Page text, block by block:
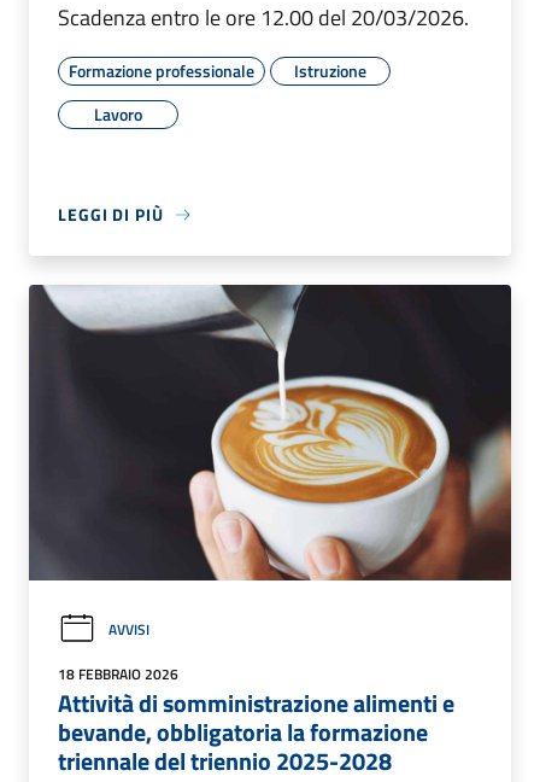
Scadenza entro le ore 12.00 del 20/03/2026.
Formazione professionale
Istruzione
Lavoro
LEGGI DI PIÙ
AVVISI
18 FEBBRAIO 2026
Attività di somministrazione alimenti e
bevande, obbligatoria la formazione
triennale del triennio 2025-2028